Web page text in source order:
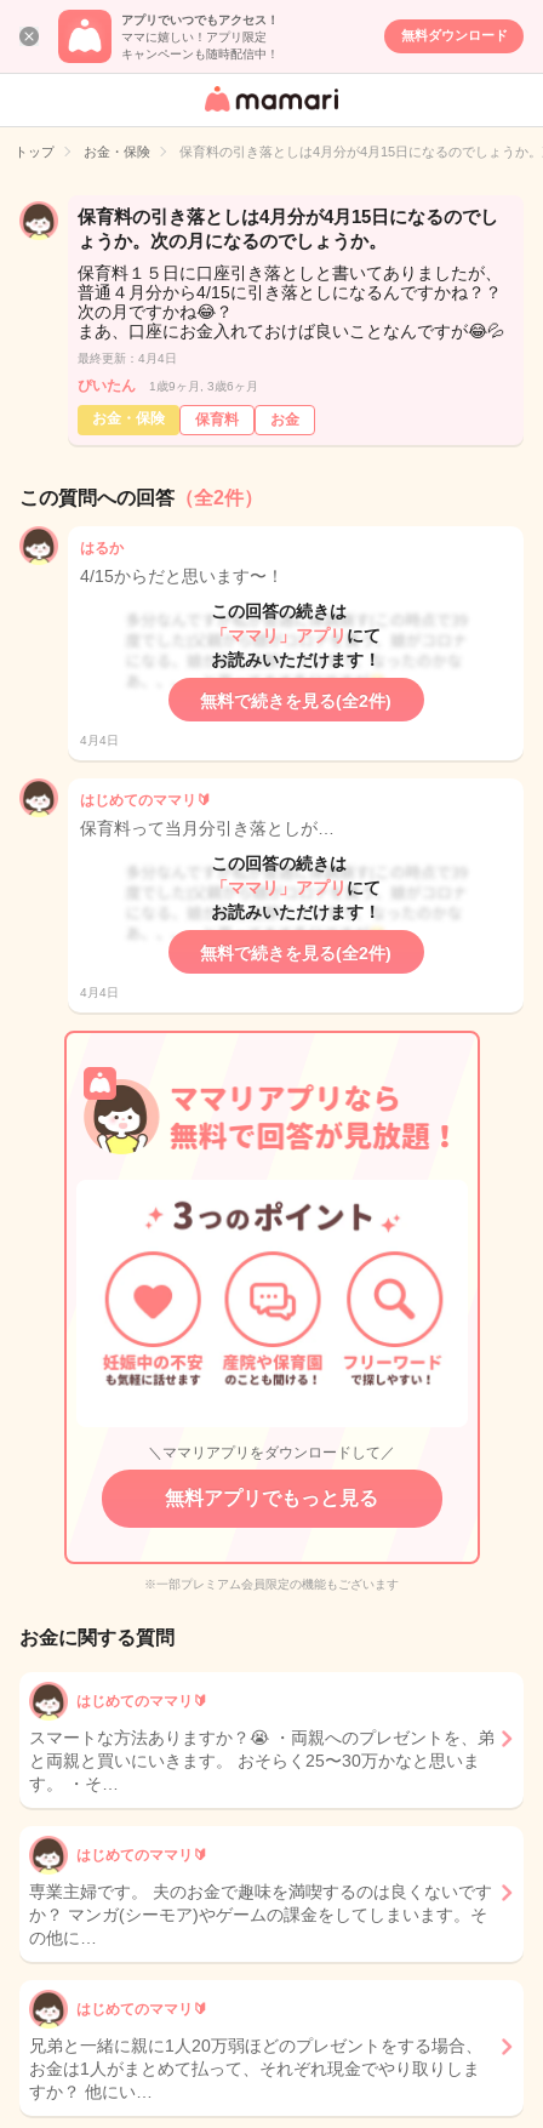
アプリでいつでもアクセス！
ママに嬉しい！アプリ限定
キャンペーンも随時配信中！
無料ダウンロード
女性専用匿名QA
イト
トップ お金・保険 保育料の引き落としは4月分が4月15日になるのでしょうか
保育料の引き落としは4月分が4月15日になるのでし
ょうか。次の月になるのでしょうか。
保育料１５日に口座引き落としと書いてありましたが、
普通４月分から4/15に引き落としになるんですかね？？
次の月ですかね😂？
まあ、口座にお金入れておけば良いことなんですが😂💦
最終更新：4月4日
ぴいたん 1歳9ヶ月, 3歳6ヶ月
お金・保険 保育料 お金
この質問への回答 （全2件）
はるか
4/15からだと思います〜！
この回答の続きは
「ママリ」アプリ にて
お読みいただけます！
無料で続きを見る(全2件)
4月4日
はじめてのママリ🔰
保育料って当月分引き落としが…
この回答の続きは
「ママリ」アプリ にて
お読みいただけます！
無料で続きを見る(全2件)
4月4日
＼ママリアプリをダウンロードして／
無料アプリでもっと見る
※一部プレミアム会員限定の機能もございます
お金に関する質問
はじめてのママリ🔰
スマートな方法ありますか？😭 ・両親へのプレゼントを、弟
と両親と買いにいきます。 おそらく25〜30万かなと思いま
す。 ・そ…
はじめてのママリ🔰
専業主婦です。 夫のお金で趣味を満喫するのは良くないです
か？ マンガ(シーモア)やゲームの課金をしてしまいます。そ
の他に…
はじめてのママリ🔰
兄弟と一緒に親に1人20万弱ほどのプレゼントをする場合、
お金は1人がまとめて払って、それぞれ現金でやり取りしま
すか？ 他にい…